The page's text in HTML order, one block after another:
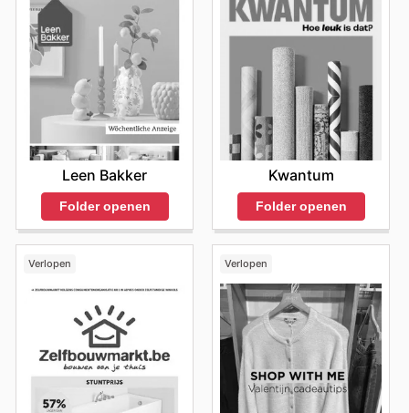
Leen Bakker
Folder openen
Kwantum
Folder openen
Verlopen Verlopen